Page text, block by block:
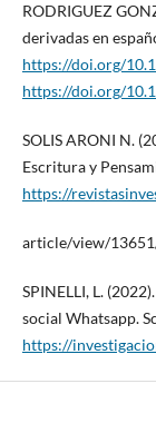
RODRIGUEZ
derivadas en
https://doi.org/
https://doi.org/
SOLIS ARONI N.
Escritura y
https://
article/view/
SPINELLI, L.
social Whatsapp.
https://